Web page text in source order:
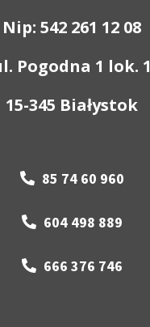
Nip: 542 261 12 08
Pogodna 1 lok. 1
15-345 Białystok
85 74 60 960
604 498 889
666 376 746